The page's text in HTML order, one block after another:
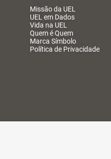
Missão da UEL
UEL em Dados
Vida na UEL
Quem é Quem
Marca Símbolo
Política de Privacidade